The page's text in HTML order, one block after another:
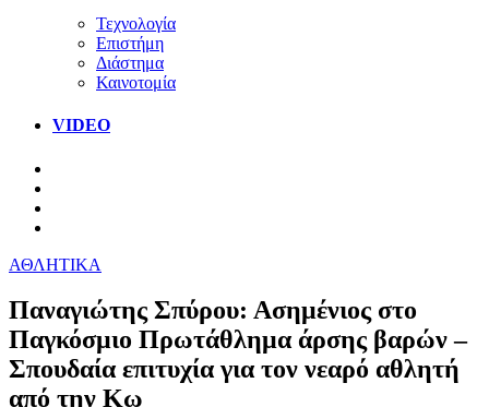
Τεχνολογία
Επιστήμη
Διάστημα
Καινοτομία
VIDEO
ΑΘΛΗΤΙΚΑ
Παναγιώτης Σπύρου: Ασημένιος στο
Παγκόσμιο Πρωτάθλημα άρσης βαρών –
Σπουδαία επιτυχία για τον νεαρό αθλητή
από την Κω